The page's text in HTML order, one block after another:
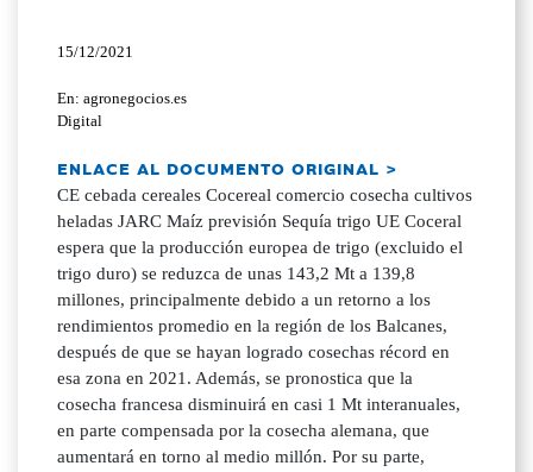
15/12/2021
En: agronegocios.es
Digital
ENLACE AL DOCUMENTO ORIGINAL >
CE cebada cereales Cocereal comercio cosecha cultivos
heladas JARC Maíz previsión Sequía trigo UE Coceral
espera que la producción europea de trigo (excluido el
trigo duro) se reduzca de unas 143,2 Mt a 139,8
millones, principalmente debido a un retorno a los
rendimientos promedio en la región de los Balcanes,
después de que se hayan logrado cosechas récord en
esa zona en 2021. Además, se pronostica que la
cosecha francesa disminuirá en casi 1 Mt interanuales,
en parte compensada por la cosecha alemana, que
aumentará en torno al medio millón. Por su parte,